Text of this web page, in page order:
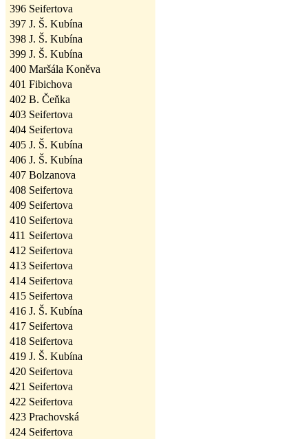
396 Seifertova
397 J. Š. Kubína
398 J. Š. Kubína
399 J. Š. Kubína
400 Maršála Koněva
401 Fibichova
402 B. Čeňka
403 Seifertova
404 Seifertova
405 J. Š. Kubína
406 J. Š. Kubína
407 Bolzanova
408 Seifertova
409 Seifertova
410 Seifertova
411 Seifertova
412 Seifertova
413 Seifertova
414 Seifertova
415 Seifertova
416 J. Š. Kubína
417 Seifertova
418 Seifertova
419 J. Š. Kubína
420 Seifertova
421 Seifertova
422 Seifertova
423 Prachovská
424 Seifertova